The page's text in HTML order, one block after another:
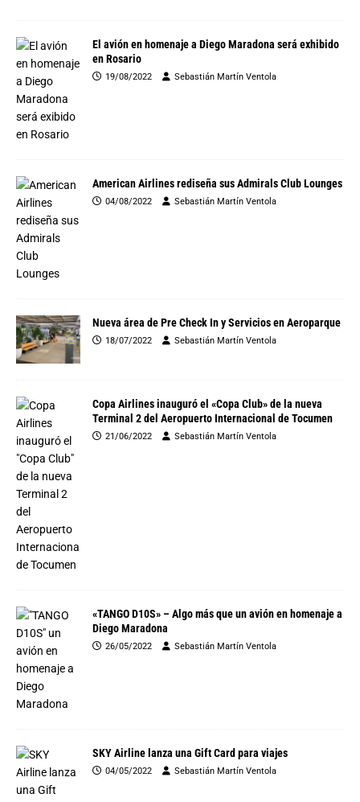
El avión en homenaje a Diego Maradona será exhibido
en Rosario
19/08/2022 Sebastián Martín Ventola
American Airlines rediseña sus Admirals Club Lounges
04/08/2022 Sebastián Martín Ventola
Nueva área de Pre Check In y Servicios en Aeroparque
18/07/2022 Sebastián Martín Ventola
Copa Airlines inauguró el «Copa Club» de la nueva
Terminal 2 del Aeropuerto Internacional de Tocumen
21/06/2022 Sebastián Martín Ventola
«TANGO D10S» – Algo más que un avión en homenaje a
Diego Maradona
26/05/2022 Sebastián Martín Ventola
SKY Airline lanza una Gift Card para viajes
04/05/2022 Sebastián Martín Ventola